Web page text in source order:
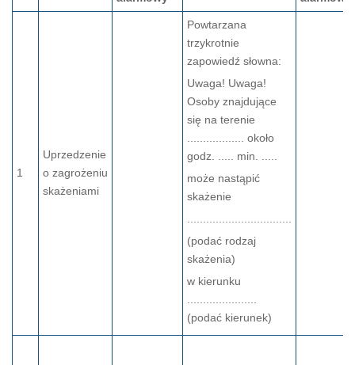
1
Uprzedzenie
o zagrożeniu
skażeniami
Powtarzana
trzykrotnie
zapowiedź słowna:
Uwaga! Uwaga!
Osoby znajdujące
się na terenie
.................. około
godz. ..... min. .....
może nastąpić
skażenie
(podać rodzaj
skażenia)
w kierunku
(podać kierunek)